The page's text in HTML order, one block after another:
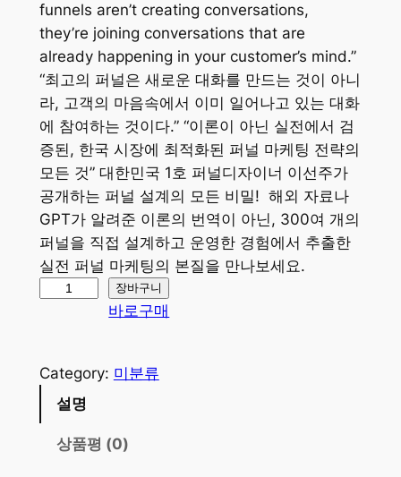
funnels aren’t creating conversations,
they’re joining conversations that are
already happening in your customer’s mind.”
“최고의 퍼널은 새로운 대화를 만드는 것이 아니
라, 고객의 마음속에서 이미 일어나고 있는 대화
에 참여하는 것이다.” “이론이 아닌 실전에서 검
증된, 한국 시장에 최적화된 퍼널 마케팅 전략의
모든 것” 대한민국 1호 퍼널디자이너 이선주가
공개하는 퍼널 설계의 모든 비밀! 해외 자료나
GPT가 알려준 이론의 번역이 아닌, 300여 개의
퍼널을 직접 설계하고 운영한 경험에서 추출한
실전 퍼널 마케팅의 본질을 만나보세요.
장바구니
바로구매
Category: 미분류
설명
상품평 (0)